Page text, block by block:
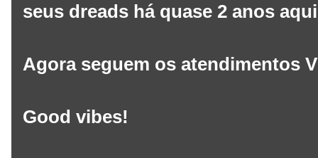
seus dreads há quase 2 anos
Agora seguem os atendimentos
Good vibes!